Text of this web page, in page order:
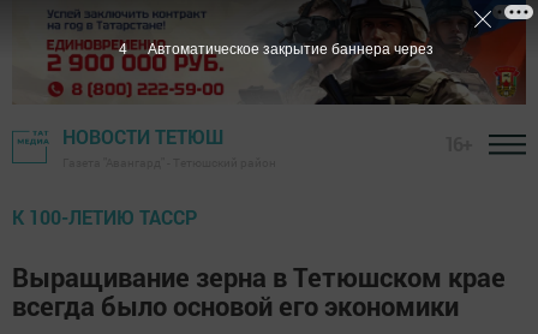
НОВОСТИ ТЕТЮШ
К 100-ЛЕТИЮ ТАССР
Выращивание зерна в Тетюшском крае
всегда было основой его экономики
3 Автоматическое закрытие баннера через